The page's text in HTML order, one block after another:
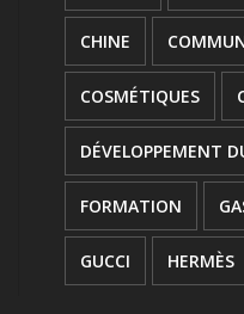
CHINE
COSMÉTIQUES
DÉVELOPPEMENT
FORMATION
GUCCI HERMÈS